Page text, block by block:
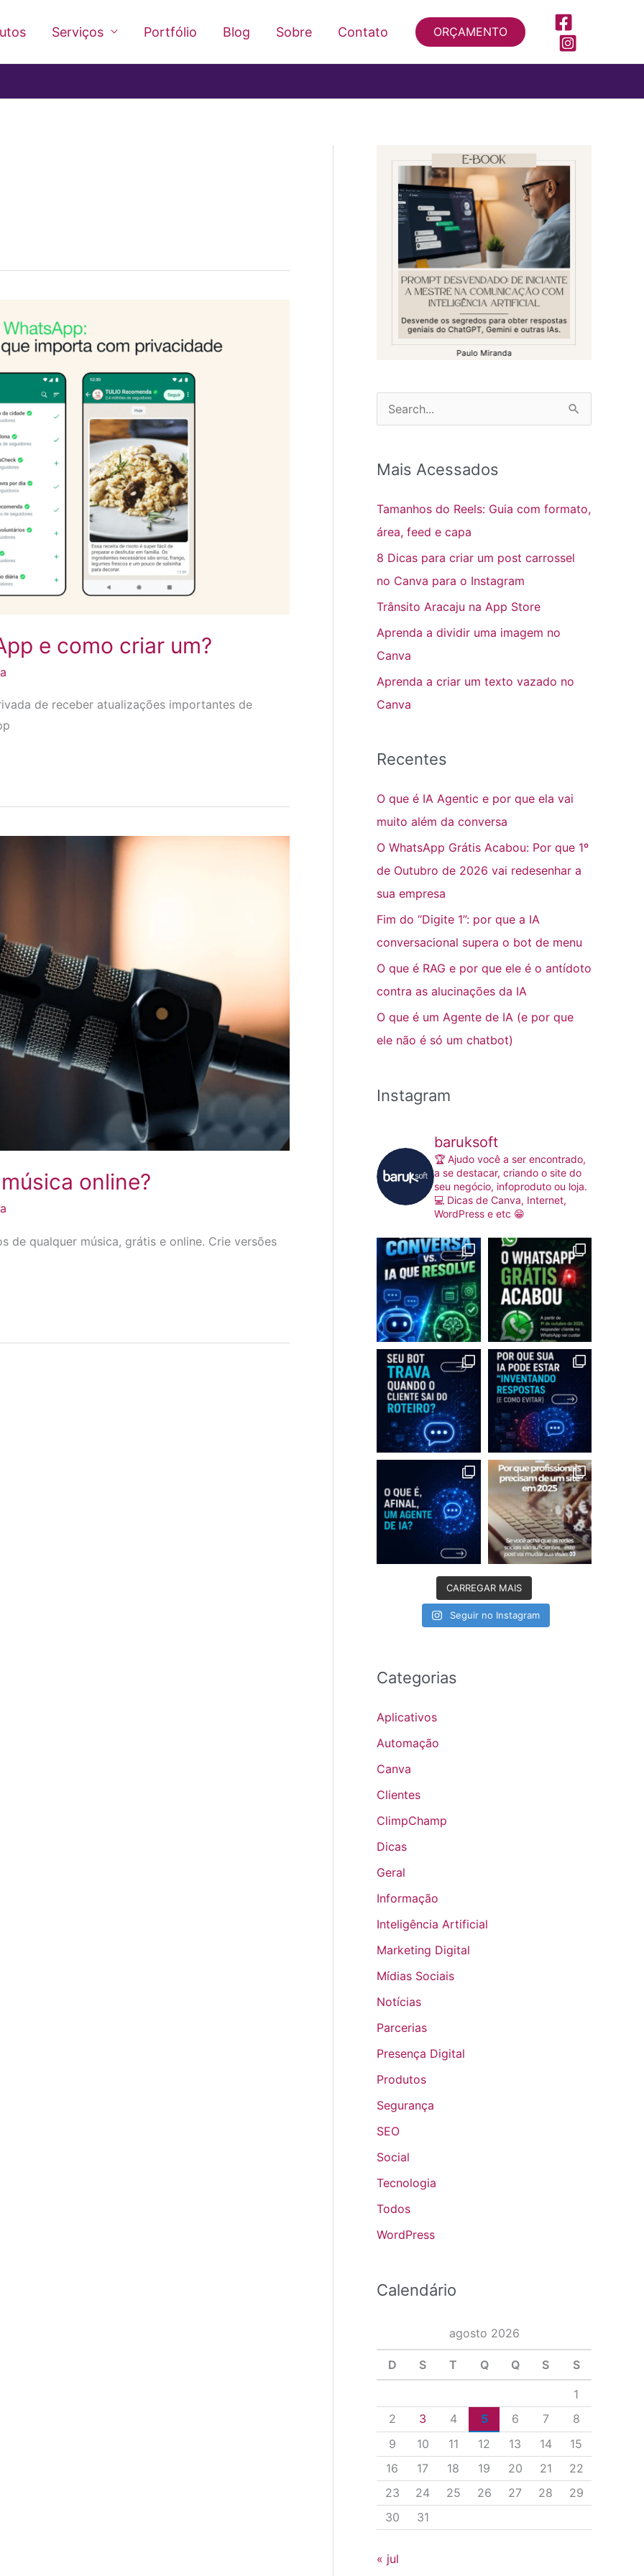
Serviços Portfólio Blog Sobre Contato ORÇAMENTO
e como criar um?
de receber atualizações importantes de
online?
de qualquer música, grátis e online. Crie versões
u
i
s
:
Mais Acessados
Tamanhos do Reels: Guia com formato,
área, feed e capa
8 Dicas para criar um post carrossel
no Canva para o Instagram
Trânsito Aracaju na App Store
Aprenda a dividir uma imagem no
Canva
Aprenda a criar um texto vazado no
Canva
Recentes
O que é IA Agentic e por que ela vai
muito além da conversa
O WhatsApp Grátis Acabou: Por que 1º
de Outubro de 2026 vai redesenhar a
sua empresa
Fim do “Digite 1”: por que a IA
conversacional supera o bot de menu
O que é RAG e por que ele é o antídoto
contra as alucinações da IA
O que é um Agente de IA (e por que
ele não é só um chatbot)
Instagram
baruksoft
🏆 Ajudo você a ser encontrado,
a se destacar, criando o site do
seu negócio, infoproduto ou loja.
💻 Dicas de Canva, Internet,
WordPress e etc 😁
CARREGAR MAIS
Seguir no Instagram
Categorias
Aplicativos
Automação
Canva
Clientes
ClimpChamp
Dicas
Geral
Informação
Inteligência Artificial
Marketing Digital
Mídias Sociais
Notícias
Parcerias
Presença Digital
Produtos
Segurança
SEO
Social
Tecnologia
Todos
WordPress
Calendário
agosto 2026
D S T Q Q S S
1
2
3 4 5 6 7
8
9
10 11 12 13 14
15
16
17 18 19 20 21
22
23
24 25 26 27 28
29
30
31
« jul